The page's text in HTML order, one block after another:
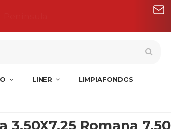
LINER LIMPIAFONDOS
3,50X7,25 Romana 7,50